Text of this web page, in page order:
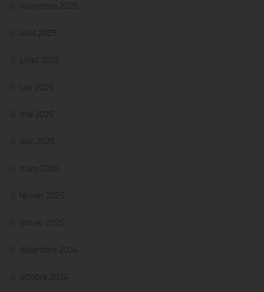
novembre 2025
août 2025
juillet 2025
juin 2025
mai 2025
avril 2025
mars 2025
février 2025
janvier 2025
décembre 2024
octobre 2024